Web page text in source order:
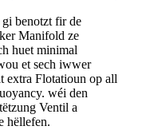
gi benotzt fir de
Manifold ze
huet minimal
et sech iwwer
extra Flotatioun op all
wéi den
Ventil a
hëllefen.